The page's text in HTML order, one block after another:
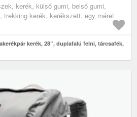
kerék, külső gumi, belső gumi,
trekking kerék, kerékszett, egy méret
kerék, 28”, duplafalú felni, tárcsafék,